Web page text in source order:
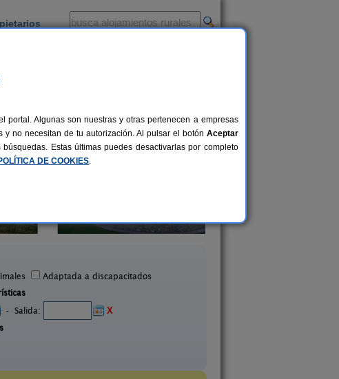
Adaptada a discapacitados
- Salida:
X
Algunas son nuestras y otras pertenecen a empresas
no necesitan de tu autorización. Al pulsar el botón Aceptar
Estas últimas puedes desactivarlas por completo
DE COOKIES.